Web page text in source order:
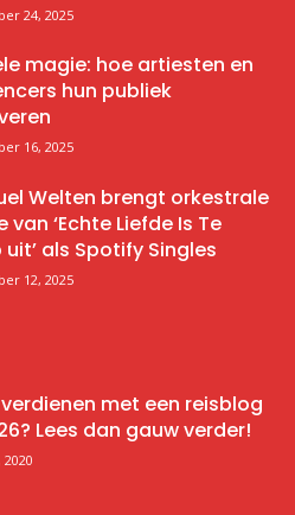
24, 2025
magie: hoe artiesten en
hun publiek
16, 2025
Welten brengt orkestrale
van ‘Echte Liefde Is Te
uit’ als Spotify Singles
12, 2025
met een reisblog
Lees dan gauw verder!
2020